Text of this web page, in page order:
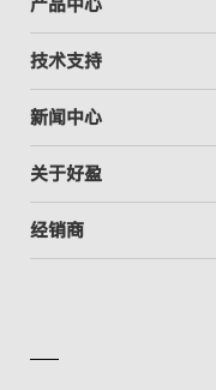
产品中心
技术支持
新闻中心
关于好盈
经销商